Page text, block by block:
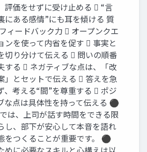
評価をせずに受け止める  “言
にある感情”にも耳を傾ける 質
ィードバック力  オープンクエ
ンを使って内省を促す  事実と
切り分けて伝える  問いの順番
する  ネガティブな点は、「改
」とセットで伝える  答えを急
、考える“間”を尊重する  ポジ
な点は具体性を持って伝える ⚫
は、上司が話す時間をできる限
し、部下が安心して本音を語れ
をつくることが重要です。 ⚫